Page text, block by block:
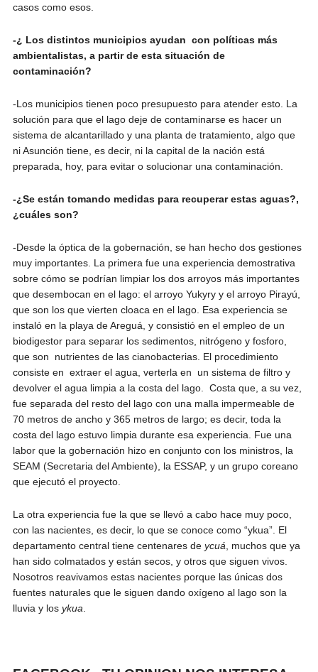
casos como esos.
-¿ Los distintos municipios ayudan con políticas más
ambientalistas, a partir de esta situación de
contaminación?
-Los municipios tienen poco presupuesto para atender esto. La
solución para que el lago deje de contaminarse es hacer un
sistema de alcantarillado y una planta de tratamiento, algo que
ni Asunción tiene, es decir, ni la capital de la nación está
preparada, hoy, para evitar o solucionar una contaminación.
-¿Se están tomando medidas para recuperar estas aguas?,
¿cuáles son?
-Desde la óptica de la gobernación, se han hecho dos gestiones
muy importantes. La primera fue una experiencia demostrativa
sobre cómo se podrían limpiar los dos arroyos más importantes
que desembocan en el lago: el arroyo Yukyry y el arroyo Pirayú,
que son los que vierten cloaca en el lago. Esa experiencia se
instaló en la playa de Areguá, y consistió en el empleo de un
biodigestor para separar los sedimentos, nitrógeno y fosforo,
que son nutrientes de las cianobacterias. El procedimiento
consiste en extraer el agua, verterla en un sistema de filtro y
devolver el agua limpia a la costa del lago. Costa que, a su vez,
fue separada del resto del lago con una malla impermeable de
70 metros de ancho y 365 metros de largo; es decir, toda la
costa del lago estuvo limpia durante esa experiencia. Fue una
labor que la gobernación hizo en conjunto con los ministros, la
SEAM (Secretaria del Ambiente), la ESSAP, y un grupo coreano
que ejecutó el proyecto.
La otra experiencia fue la que se llevó a cabo hace muy poco,
con las nacientes, es decir, lo que se conoce como “ykua”. El
departamento central tiene centenares de ycuá , muchos que ya
han sido colmatados y están secos, y otros que siguen vivos.
Nosotros reavivamos estas nacientes porque las únicas dos
fuentes naturales que le siguen dando oxígeno al lago son la
lluvia y los ykua